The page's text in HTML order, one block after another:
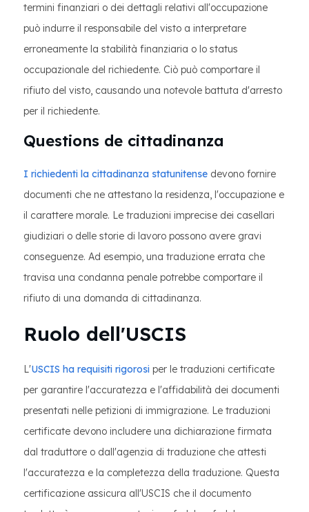
termini finanziari o dei dettagli relativi all'occupazione
può indurre il responsabile del visto a interpretare
erroneamente la stabilità finanziaria o lo status
occupazionale del richiedente. Ciò può comportare il
rifiuto del visto, causando una notevole battuta d'arresto
per il richiedente.
Questions de cittadinanza
I richiedenti la cittadinanza statunitense devono fornire
documenti che ne attestano la residenza, l'occupazione e
il carattere morale. Le traduzioni imprecise dei casellari
giudiziari o delle storie di lavoro possono avere gravi
conseguenze. Ad esempio, una traduzione errata che
travisa una condanna penale potrebbe comportare il
rifiuto di una domanda di cittadinanza.
Ruolo dell'USCIS
L'USCIS ha requisiti rigorosi per le traduzioni certificate
per garantire l'accuratezza e l'affidabilità dei documenti
presentati nelle petizioni di immigrazione. Le traduzioni
certificate devono includere una dichiarazione firmata
dal traduttore o dall'agenzia di traduzione che attesti
l'accuratezza e la completezza della traduzione. Questa
certificazione assicura all'USCIS che il documento